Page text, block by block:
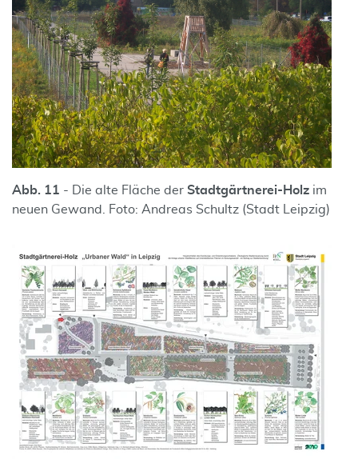
Abb. 11 - Die alte Fläche der Stadtgärtnerei-Holz im
neuen Gewand. Foto: Andreas Schultz (Stadt Leipzig)